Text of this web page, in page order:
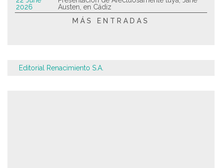
2026
Austen, en Cádiz
MÁS ENTRADAS
Editorial Renacimiento S.A.